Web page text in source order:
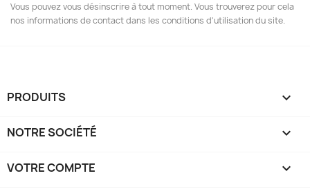
Vous pouvez vous désinscrire à tout moment. Vous trouverez pour cela
nos informations de contact dans les conditions d'utilisation du site.
PRODUITS 
NOTRE SOCIÉTÉ 
VOTRE COMPTE 